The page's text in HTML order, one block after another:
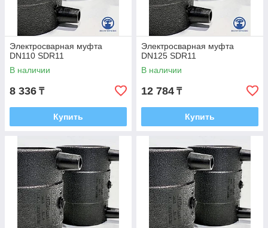
Электросварная муфта
DN110 SDR11
В наличии
8 336 ₸
Купить
Электросварная муфта
DN125 SDR11
В наличии
12 784 ₸
Купить